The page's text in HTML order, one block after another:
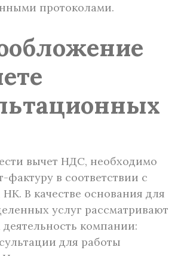
протоколами.
вычет НДС, необходимо
фактуру в соответствии с
В качестве основания для
услуг рассматривают
компании:
для работы